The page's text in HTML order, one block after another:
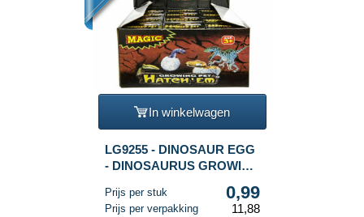
In winkelwagen
LG9255 - DINOSAUR EGG
- DINOSAURUS GROWING
Prijs per stuk 0,99
Prijs per verpakking 11,88